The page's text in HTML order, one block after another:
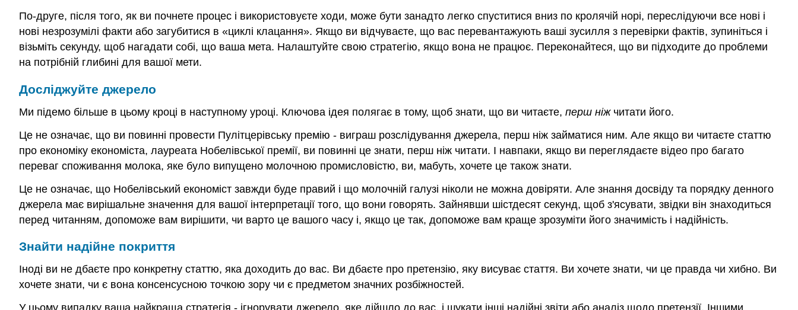
Атрибуції
По-друге, після того, як ви почнете процес і використовуєте ходи, може бути занадто легко спуститися вниз по кролячій норі, переслідуючи все нові і
нові незрозумілі факти або загубитися в «циклі клацання». Якщо ви відчуваєте, що вас перевантажують ваші зусилля з перевірки фактів, зупиніться і
візьміть секунду, щоб нагадати собі, що ваша мета. Налаштуйте свою стратегію, якщо вона не працює. Переконайтеся, що ви підходите до проблеми
на потрібній глибині для вашої мети.
Досліджуйте джерело
Ми підемо більше в цьому кроці в наступному уроці. Ключова ідея полягає в тому, щоб знати, що ви читаєте, перш ніжчитати його.
Це не означає, що ви повинні провести Пулітцерівську премію - виграш розслідування джерела, перш ніж займатися ним. Але якщо ви читаєте статтю
про економіку економіста, лауреата Нобелівської премії, ви повинні це знати, перш ніж читати. І навпаки, якщо ви переглядаєте відео про багато
переваг споживання молока, яке було випущено молочною промисловістю, ви, мабуть, хочете це також знати.
Це не означає, що Нобелівський економіст завжди буде правий і що молочній галузі ніколи не можна довіряти. Але знання досвіду та порядку денного
джерела має вирішальне значення для вашої інтерпретації того, що вони говорять. Зайнявши шістдесят секунд, щоб з'ясувати, звідки він знаходиться
перед читанням, допоможе вам вирішити, чи варто це вашого часу і, якщо це так, допоможе вам краще зрозуміти його значимість і надійність.
Знайти надійне покриття
Іноді ви не дбаєте про конкретну статтю, яка доходить до вас. Ви дбаєте про претензію, яку висуває стаття. Ви хочете знати, чи це правда чи хибно. Ви
хочете знати, чи є вона консенсусною точкою зору чи є предметом значних розбіжностей.
У цьому випадку ваша найкраща стратегія - ігнорувати джерело, яке дійшло до вас, і шукати інші надійні звіти або аналіз щодо претензії. Іншими